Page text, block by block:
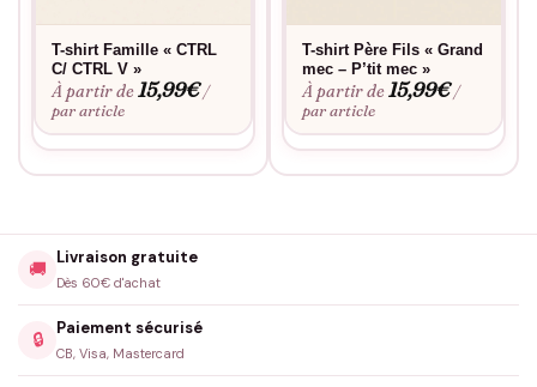
T-shirt Famille « CTRL
C/ CTRL V »
À partir de15,99€ /
par article
T-shirt Père Fils « Grand
mec – P’tit mec »
À partir de15,99€ /
par article
🚚
Livraison gratuite
Dès 60€ d'achat
🔒
Paiement sécurisé
CB, Visa, Mastercard